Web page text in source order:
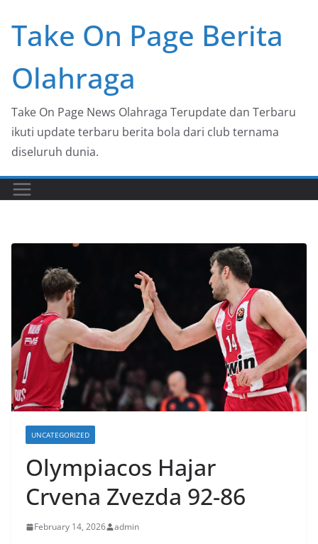
content
Take On Page Berita
Olahraga
Take On Page News Olahraga Terupdate dan Terbaru
ikuti update terbaru berita bola dari club ternama
diseluruh dunia.
UNCATEGORIZED
Olympiacos Hajar
Crvena Zvezda 92-86
February 14, 2026 admin